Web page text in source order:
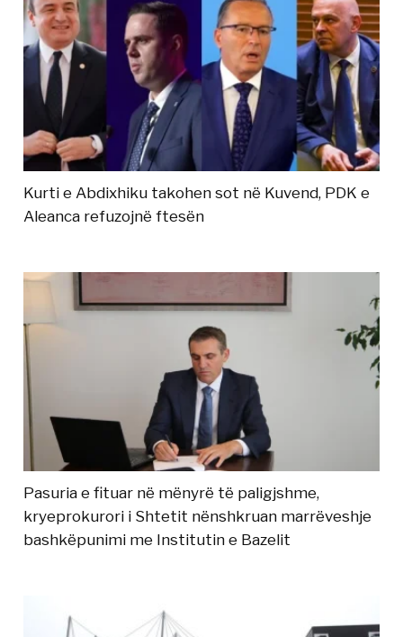
Kurti e Abdixhiku takohen sot në Kuvend, PDK e
Aleanca refuzojnë ftesën
Pasuria e fituar në mënyrë të paligjshme,
kryeprokurori i Shtetit nënshkruan marrëveshje
bashkëpunimi me Institutin e Bazelit